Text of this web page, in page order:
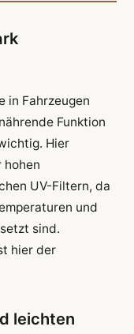
in Fahrzeugen
Funktion
Hier
hohen
UV-Filtern, da
und
sind.
hier der
leichten